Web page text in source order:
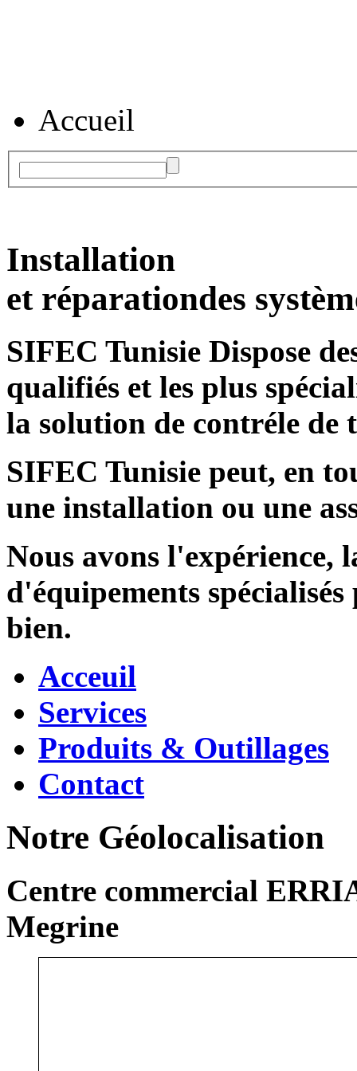
Accueil
Installation
et réparationdes
SIFEC Tunisie Dispose
qualifiés et les plus
la solution de contréle de
SIFEC Tunisie peut, en
une installation ou une
Nous avons l'expérience,
d'équipements
bien.
Acceuil
Services
Produits & Outillages
Contact
Notre Géolocalisation
Centre commercial
Megrine